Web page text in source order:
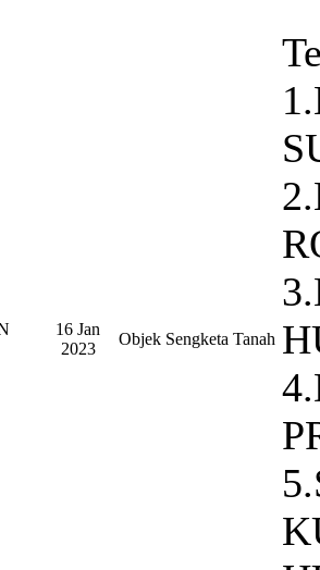
16 Jan
2023
Objek Sengketa Tanah